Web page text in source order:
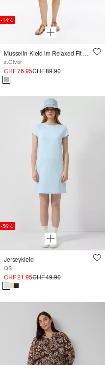
-14%
Musselin-Kleid im Relaxed Fit mit Fledermausärmeln
s.Oliver
CHF 76.95CHF 89.90
-56%
Jerseykleid
QS
CHF 21.95CHF 49.90